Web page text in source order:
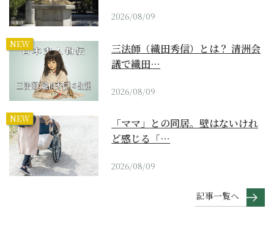
2026/08/09
NEW
三法師（織田秀信）とは？ 清洲会
議で織田…
2026/08/09
NEW
「ママ」との同居。壁はないけれ
ど感じる「…
2026/08/09
記事一覧へ